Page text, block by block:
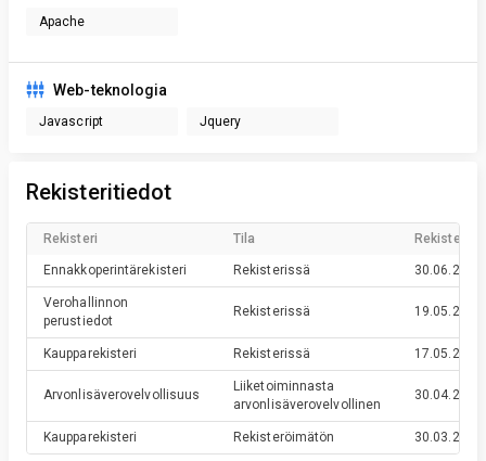
Apache
Web-teknologia
Javascript Jquery
Rekisteritiedot
Rekisteri Tila
Ennakkoperintärekisteri Rekisterissä 30.06.2011
Verohallinnon
perustiedot
Rekisterissä 19.05.2011
Kaupparekisteri Rekisterissä 17.05.2011
Arvonlisäverovelvollisuus
Liiketoiminnasta
arvonlisäverovelvollinen
30.04.2011
Kaupparekisteri Rekisteröimätön 30.03.2011